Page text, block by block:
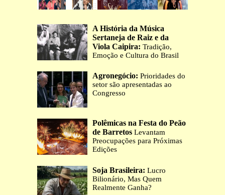
A História da Música
Sertaneja de Raiz e da
Viola Caipira: Tradição,
Emoção e Cultura do Brasil
Agronegócio: Prioridades do
setor são apresentadas ao
Congresso
Polêmicas na Festa do Peão
de Barretos Levantam
Preocupações para Próximas
Edições
Soja Brasileira: Lucro
Bilionário, Mas Quem
Realmente Ganha?